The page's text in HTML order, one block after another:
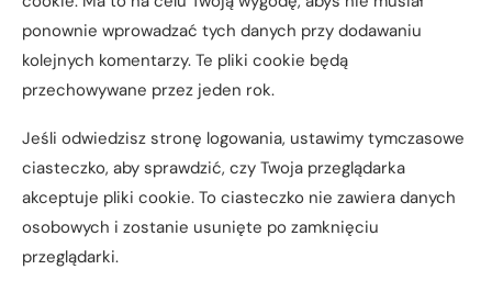
ponownie wprowadzać tych danych przy dodawaniu
kolejnych komentarzy. Te pliki cookie będą
przechowywane przez jeden rok.
Jeśli odwiedzisz stronę logowania, ustawimy tymczasowe
ciasteczko, aby sprawdzić, czy Twoja przeglądarka
akceptuje pliki cookie. To ciasteczko nie zawiera danych
osobowych i zostanie usunięte po zamknięciu
przeglądarki.